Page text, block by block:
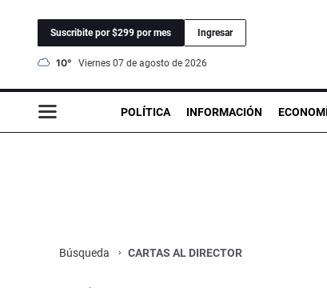
Suscribite por $299 por mes Ingresar
10° viernes 07 de agosto de 2026
POLÍTICA INFORMACIÓN
Búsqueda CARTAS AL DIRECTOR